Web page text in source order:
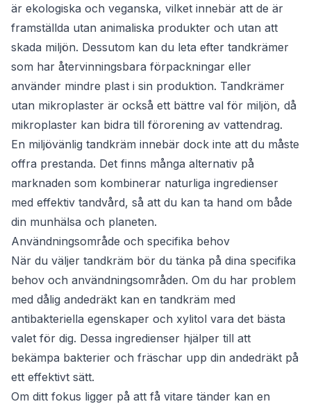
är ekologiska och veganska, vilket innebär att de är
framställda utan animaliska produkter och utan att
skada miljön. Dessutom kan du leta efter tandkrämer
som har återvinningsbara förpackningar eller
använder mindre plast i sin produktion. Tandkrämer
utan mikroplaster är också ett bättre val för miljön, då
mikroplaster kan bidra till förorening av vattendrag.
En miljövänlig tandkräm innebär dock inte att du måste
offra prestanda. Det finns många alternativ på
marknaden som kombinerar naturliga ingredienser
med effektiv tandvård, så att du kan ta hand om både
din munhälsa och planeten.
Användningsområde och specifika behov
När du väljer tandkräm bör du tänka på dina specifika
behov och användningsområden. Om du har problem
med dålig andedräkt kan en tandkräm med
antibakteriella egenskaper och xylitol vara det bästa
valet för dig. Dessa ingredienser hjälper till att
bekämpa bakterier och fräschar upp din andedräkt på
ett effektivt sätt.
Om ditt fokus ligger på att få vitare tänder kan en